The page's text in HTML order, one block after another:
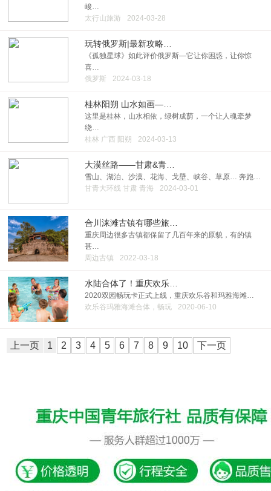
峻…
太行山旅游
2024-03-28
玩转俄罗斯|最新攻略…
《孤独星球》如此评价俄罗斯—它让你困惑，让你惊
喜…
俄罗斯
2024-03-18
桂林阳朔 山水如画—…
这里是桂林，山水相依，绿树成荫，一个让人魂牵梦
绕…
桂林 广西 阳朔
2024-03-13
大漠丝路——甘肃&青…
雪山、湖泊、沙漠、花海、戈壁、峡谷、草原… 奔跑…
甘青大环线 甘肃 青海
2024-03-01
合川涞滩古镇有哪些旅…
重庆周边很多古镇都保留了几百年来的原貌，有的镇
甚…
周边古镇
2022-03-18
水陆合体了！重庆欢乐…
2020双园畅玩卡正式上线，重庆欢乐谷和玛雅海滩…
欢乐谷玛雅海滩合体，畅玩
2020-06-10
上一页 1 2 3 4 5 6 7 8 9 10 下一页